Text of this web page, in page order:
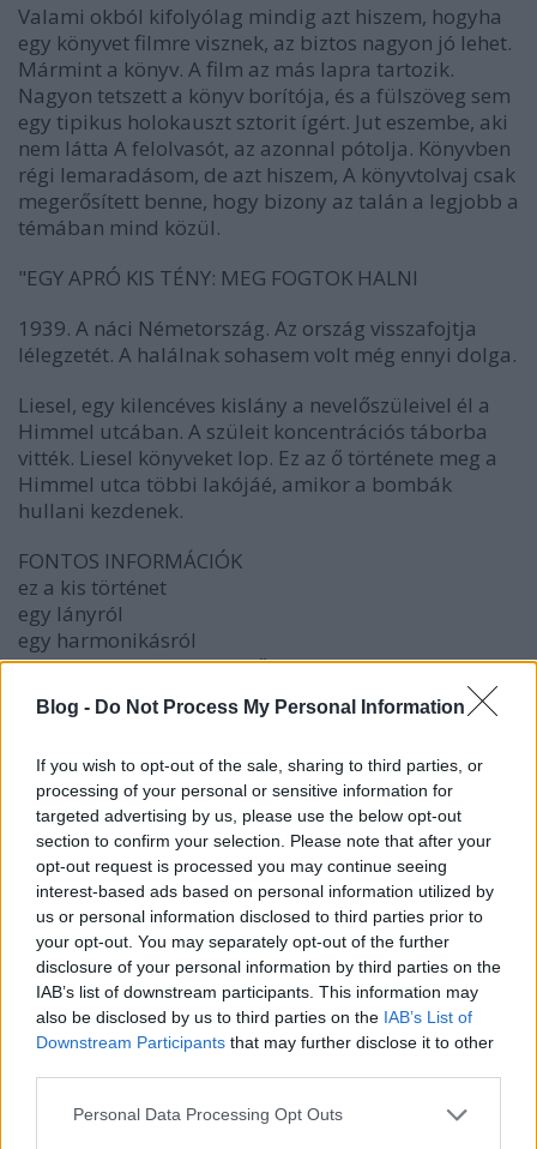
Blog - Do Not Process My Personal Information
If you wish to opt-out of the sale, sharing to third parties, or
processing of your personal or sensitive information for
targeted advertising by us, please use the below opt-out
section to confirm your selection. Please note that after your
opt-out request is processed you may continue seeing
interest-based ads based on personal information utilized by
us or personal information disclosed to third parties prior to
your opt-out. You may separately opt-out of the further
disclosure of your personal information by third parties on the
IAB’s list of downstream participants. This information may
also be disclosed by us to third parties on the IAB’s List of
Downstream Participants that may further disclose it to other
Please note that this website/app uses one or more Google
Personal Data Processing Opt Outs
Valami okból kifolyólag mindig azt hiszem, hogyha
egy könyvet filmre visznek, az biztos nagyon jó lehet.
Mármint a könyv. A film az más lapra tartozik.
Nagyon tetszett a könyv borítója, és a fülszöveg sem
egy tipikus holokauszt sztorit ígért. Jut eszembe, aki
nem látta A felolvasót, az azonnal pótolja. Könyvben
régi lemaradásom, de azt hiszem, A könyvtolvaj csak
megerősített benne, hogy bizony az talán a legjobb a
témában mind közül.
"EGY APRÓ KIS TÉNY: MEG FOGTOK HALNI
1939. A náci Németország. Az ország visszafojtja
lélegzetét. A halálnak sohasem volt még ennyi dolga.
Liesel, egy kilencéves kislány a nevelőszüleivel él a
Himmel utcában. A szüleit koncentrációs táborba
vitték. Liesel könyveket lop. Ez az ő története meg a
Himmel utca többi lakójáé, amikor a bombák
hullani kezdenek.
FONTOS INFORMÁCIÓK
ez a kis történet
egy lányról
egy harmonikásról
néhány fanatikus németről
egy zsidó bokszolóról
és egészen sok lopásról szól.
MÉG VALAMI, AMIT TUDNOTOK KELL
A HALÁL HÁROMSZOR FOGJA
MEGLÁTOGATNI A KÖNYVTOLVAJT."
Most komolyan, kell ennél figyelemfelkeltőbb
fülszöveg? Na ugye, hogy nem. A könyv legnagyobb
húzása maga a narrátor, aki a Halál. Ő meséli el ezt
a történetet, kisebb nagyobb kitekintésekkel a
háború borzalmaira. A legnagyobb húzás egyben a
legnagyobb negatívum is, ugyanis én, ha
megszakadok sem tudom ilyennek elképzelni a
Halált. Kedves, megértő, egyszerű munkásember, aki
borzalmasan utálja a feladatát, és főként a háborút.